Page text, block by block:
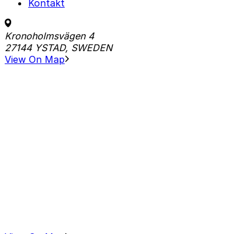
Kontakt
Kronoholmsvägen 4
27144 YSTAD, SWEDEN
View On Map